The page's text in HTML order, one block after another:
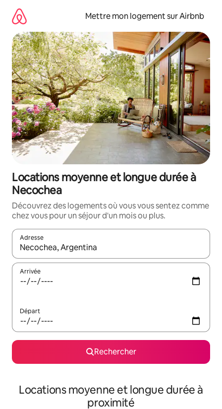
directement
contenu
Mettre mon logement sur Airbnb
Locations moyenne et longue durée à
Necochea
Découvrez des logements où vous vous sentez comme
chez vous pour un séjour d'un mois ou plus.
Adresse
Lorsque les résultats s'affichent, utilisez les flèches vers le
Arrivée
Départ
Rechercher
Locations moyenne et longue durée à
proximité